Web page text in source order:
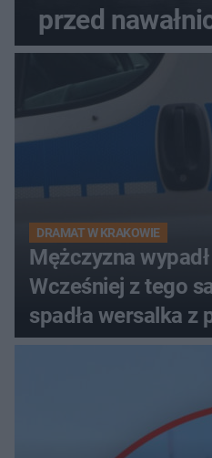
przed
DRAMAT W KRAKOWIE
Mężczyzna
Wcześniej z tego
spadła wersalka z